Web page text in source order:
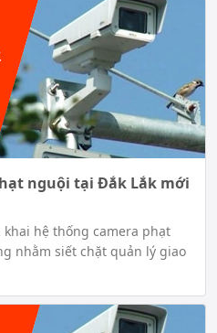
nguội tại Đắk Lắk mới
hệ thống camera phạt
nhằm siết chặt quản lý giao